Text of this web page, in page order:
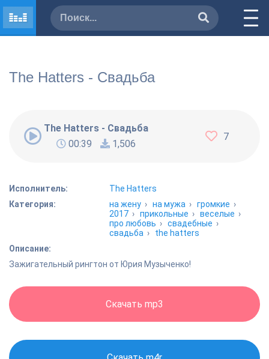
The Hatters - Свадьба
The Hatters - Свадьба
00:39
1,506
7
Исполнитель:
The Hatters
Категория:
на жену ›на мужа ›громкие ›
2017 ›прикольные ›веселые ›
про любовь ›свадебные ›
свадьба › the hatters
Описание:
Зажигательный рингтон от Юрия Музыченко!
Скачать mp3